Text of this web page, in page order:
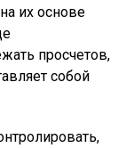
их основе
просчетов,
собой